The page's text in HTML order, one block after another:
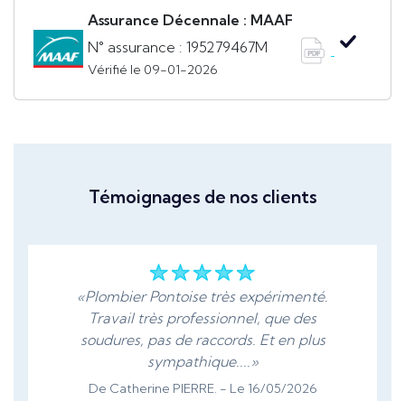
Assurance Décennale : MAAF
N° assurance : 195279467M
Vérifié le 09-01-2026
Témoignages de nos clients
«Plombier Pontoise très expérimenté.
Travail très professionnel, que des
soudures, pas de raccords. Et en plus
sympathique....»
De Catherine PIERRE. - Le 16/05/2026